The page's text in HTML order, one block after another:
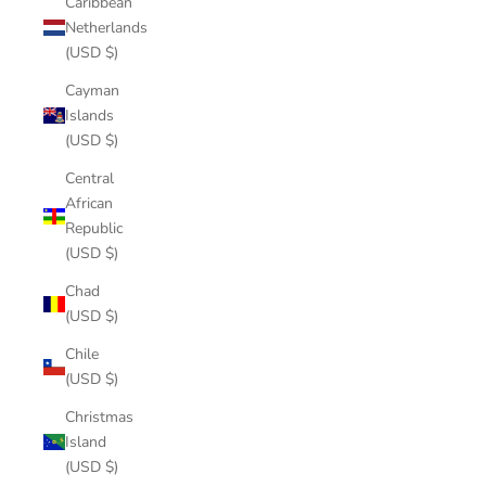
Netherlands
(USD $)
Cayman
Islands
(USD $)
Central
African
Republic
(USD $)
Chad
(USD $)
Chile
(USD $)
Christmas
Island
(USD $)